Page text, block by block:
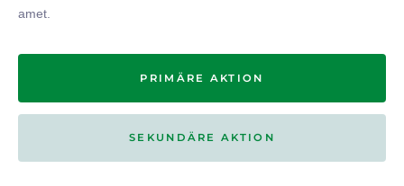
amet.
PRIMÄRE AKTION
SEKUNDÄRE AKTION